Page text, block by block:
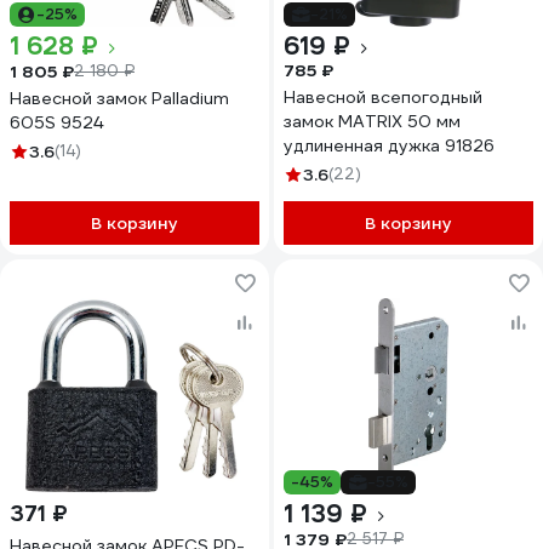
-25%
1 628 ₽
1 805 ₽2 180 ₽
Навесной замок Palladium
605S 9524
3.6(14)
В корзину
619 ₽
785 ₽
Навесной всепогодный
замок MATRIX 50 мм
удлиненная дужка 91826
3.6(22)
В корзину
371 ₽
-45%
1 139 ₽
1 379 ₽2 517 ₽